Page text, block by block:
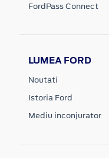
FordPass Connect
LUMEA FORD
Noutati
Istoria Ford
Mediu inconjurator